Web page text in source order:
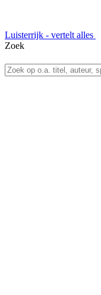
Luisterrijk - vertelt alles
Zoek